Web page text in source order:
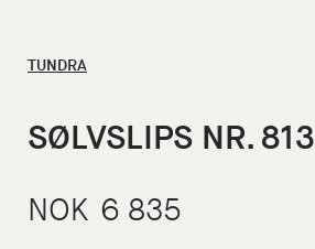
TUNDRA
SØLVSLIPS NR. 813
NOK 6 835